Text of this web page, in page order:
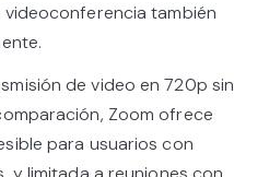
también
de video en 720p sin
Zoom ofrece
para usuarios con